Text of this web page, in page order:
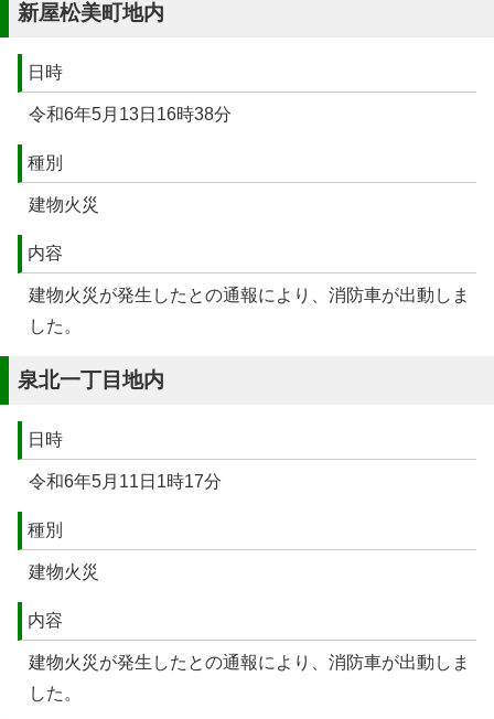
新屋松美町地内
日時
令和6年5月13日16時38分
種別
建物火災
内容
建物火災が発生したとの通報により、消防車が出動しま
した。
泉北一丁目地内
日時
令和6年5月11日1時17分
種別
建物火災
内容
建物火災が発生したとの通報により、消防車が出動しま
した。